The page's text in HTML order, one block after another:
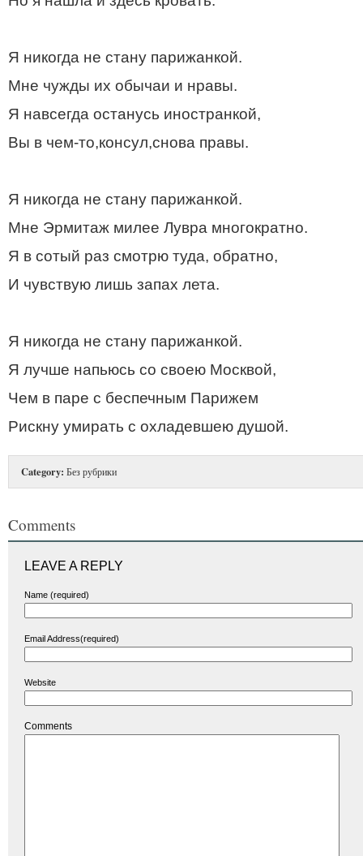
Я никогда не стану парижанкой.
Мне чужды их обычаи и нравы.
Я навсегда останусь иностранкой,
Вы в чем-то,консул,снова правы.
Я никогда не стану парижанкой.
Мне Эрмитаж милее Лувра многократно.
Я в сотый раз смотрю туда, обратно,
И чувствую лишь запах лета.
Я никогда не стану парижанкой.
Я лучше напьюсь со своею Москвой,
Чем в паре с беспечным Парижем
Рискну умирать с охладевшею душой.
Category: Без рубрики
Comments
LEAVE A REPLY
Name (required)
Email Address(required)
Website
Comments